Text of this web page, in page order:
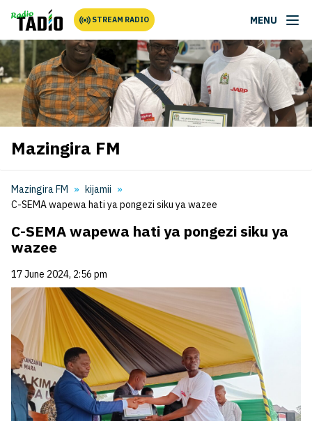
STREAM RADIO MENU
Mazingira FM
Mazingira FM
kijamii
C-SEMA wapewa hati ya pongezi siku ya wazee
C-SEMA wapewa hati ya pongezi siku ya
wazee
17 June 2024, 2:56 pm